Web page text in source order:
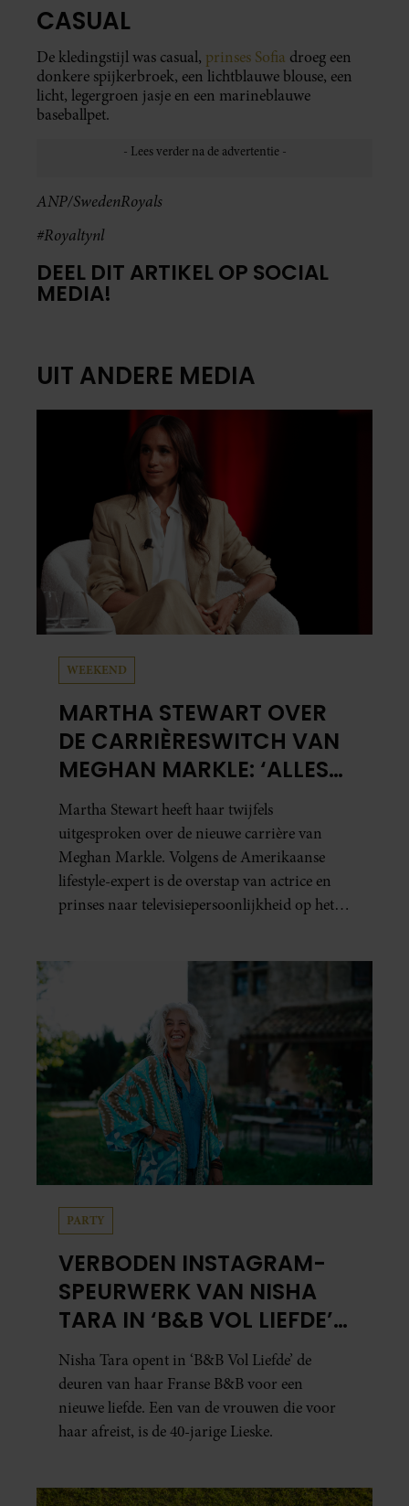
CASUAL
De kledingstijl was casual, prinses Sofia droeg een
donkere spijkerbroek, een lichtblauwe blouse, een
licht, legergroen jasje en een marineblauwe
baseballpet.
ANP/SwedenRoyals
#Royaltynl
DEEL DIT ARTIKEL OP SOCIAL
MEDIA!
UIT ANDERE MEDIA
WEEKEND
MARTHA STEWART OVER
DE CARRIÈRESWITCH VAN
MEGHAN MARKLE: ‘ALLES
DRAAIT OM
AUTHENTICITEIT’
Martha Stewart heeft haar twijfels
uitgesproken over de nieuwe carrière van
Meghan Markle. Volgens de Amerikaanse
lifestyle-expert is de overstap van actrice en
prinses naar televisiepersoonlijkheid op het
PARTY
VERBODEN INSTAGRAM-
SPEURWERK VAN NISHA
TARA IN ‘B&B VOL LIEFDE’
ZORGT VOOR VRAGEN
Nisha Tara opent in ‘B&B Vol Liefde’ de
deuren van haar Franse B&B voor een
nieuwe liefde. Een van de vrouwen die voor
haar afreist, is de 40-jarige Lieske.